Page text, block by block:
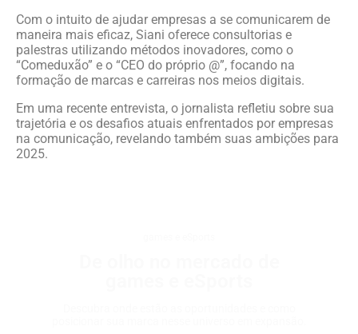
Com o intuito de ajudar empresas a se comunicarem de
maneira mais eficaz, Siani oferece consultorias e
palestras utilizando métodos inovadores, como o
“Comeduxão” e o “CEO do próprio @”, focando na
formação de marcas e carreiras nos meios digitais.
Em uma recente entrevista, o jornalista refletiu sobre sua
trajetória e os desafios atuais enfrentados por empresas
na comunicação, revelando também suas ambições para
2025.